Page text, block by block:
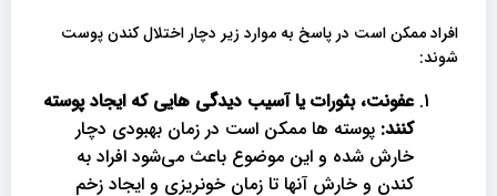
افراد ممکن است در پاسخ به موارد زیر دچار اختلال کندن پوست
شوند:
عفونت، بثورات یا آسیب دیدگی هایی که ایجاد پوسته
کنند: پوسته ها ممکن است در زمان بهبودی دچار
خارش شده و این موضوع باعث می‌شود افراد به
کندن و خارش آنها تا زمان خونریزی و ایجاد زخم